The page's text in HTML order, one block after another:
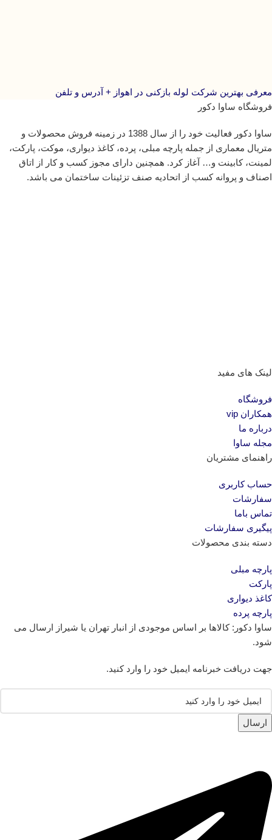
معرفی بهترین شرکت لوله بازکنی در اهواز + آدرس و تلفن
فروشگاه ساوا دکور
ساوا دکور فعالیت خود را از سال 1388 در زمینه فروش محصولات و
متریال معماری از جمله پارچه مبلی، پرده، کاغذ دیواری، موکت، پارکت،
لمینت، کابینت و… آغاز کرد. همچنین دارای مجوز کسب و کار از اتاق
اصناف و پروانه کسب از اتحادیه صنف تزئینات ساختمان می باشد.
لینک های مفید
فروشگاه
همکاران vip
درباره ما
مجله ساوا
راهنمای مشتریان
حساب کاربری
سفارشات
تماس باما
پیگیری سفارشات
دسته بندی محصولات
پارچه مبلی
پارکت
کاغذ دیواری
پارچه پرده
ساوا دکور: کالاها بر اساس موجودی از انبار تهران یا شیراز ارسال می
شود.
جهت دریافت خبرنامه ایمیل خود را وارد کنید.
ارسال